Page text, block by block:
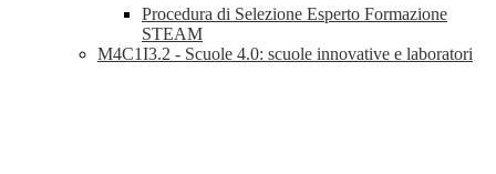
Procedura di Selezione Esperto Formazione
STEAM
M4C1I3.2 - Scuole 4.0: scuole innovative e laboratori